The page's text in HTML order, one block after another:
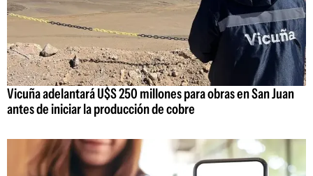
Vicuña adelantará U$S 250 millones para obras en San Juan
antes de iniciar la producción de cobre